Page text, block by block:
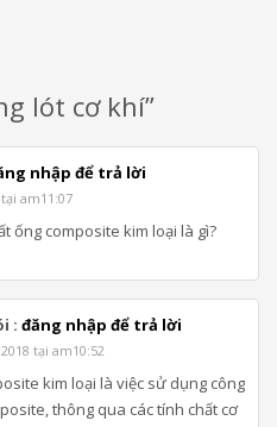
lót cơ khí”
nhập để trả lời
am11:07
ống composite kim loại là gì?
: đăng nhập để trả lời
tại am10:52
kim loại là việc sử dụng công
thông qua các tính chất cơ